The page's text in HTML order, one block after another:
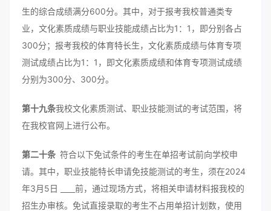
生的综合成绩满分600分。其中，对于报考我校普通类专
业，文化素质成绩与职业技能成绩占比为1：1，即分别各占
300分；报考我校的体育特长生，文化素质成绩与体育专项
测试成绩占比为1：1，即文化素质成绩和体育专项测试成绩
分别为300分、300分。
第十九条我校文化素质测试、职业技能测试的考试范围，将
在我校官网上进行公布。
第二十条 符合以下免试条件的考生在单招考试前向学校申
请。其中，职业技能特长申请免技能测试的考生，须在2024
年3月5日
前，通过现场方式，将相关申请材料报我校的
招生办审核。免试直接录取的考生不占用单招计划数，使用